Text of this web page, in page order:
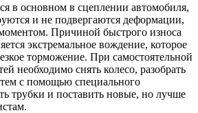
в основном в сцеплении автомобиля,
и не подвергаются деформации,
Причиной быстрого износа
экстремальное вождение, которое
торможение. При самостоятельной
необходимо снять колесо, разобрать
с помощью специального
трубки и поставить новые, но лучше